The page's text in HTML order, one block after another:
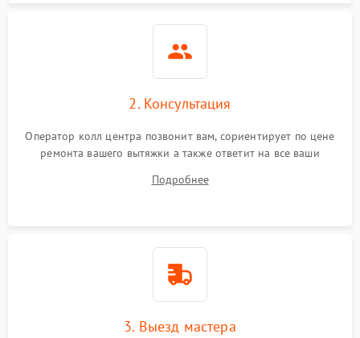
2. Консультация
Оператор колл центра позвонит вам, сориентирует по цене
ремонта вашего вытяжки а также ответит на все ваши
Подробнее
3. Выезд мастера